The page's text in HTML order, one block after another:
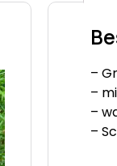
–
–
–
–